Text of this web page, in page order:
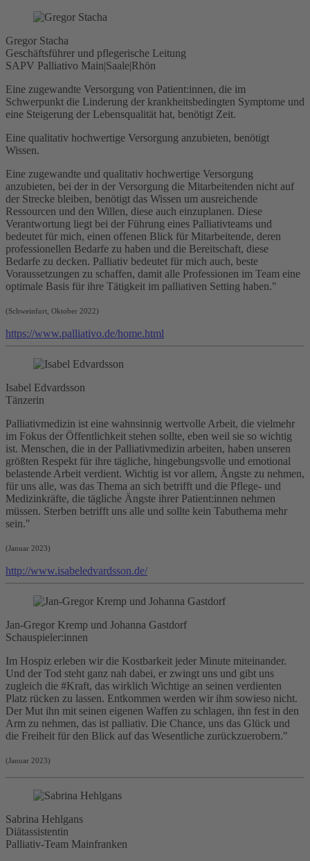
Gregor Stacha
Geschäftsführer und pflegerische Leitung
SAPV Palliativo Main|Saale|Rhön
Eine zugewandte Versorgung von Patient:innen, die im
Schwerpunkt die Linderung der krankheitsbedingten Symptome und
eine Steigerung der Lebensqualität hat, benötigt Zeit.
Eine qualitativ hochwertige Versorgung anzubieten, benötigt
Wissen.
Eine zugewandte und qualitativ hochwertige Versorgung
anzubieten, bei der in der Versorgung die Mitarbeitenden nicht auf
der Strecke bleiben, benötigt das Wissen um ausreichende
Ressourcen und den Willen, diese auch einzuplanen. Diese
Verantwortung liegt bei der Führung eines Palliativteams und
bedeutet für mich, einen offenen Blick für Mitarbeitende, deren
professionellen Bedarfe zu haben und die Bereitschaft, diese
Bedarfe zu decken. Palliativ bedeutet für mich auch, beste
Voraussetzungen zu schaffen, damit alle Professionen im Team eine
optimale Basis für ihre Tätigkeit im palliativen Setting haben."
(Schweinfurt, Oktober 2022)
https://www.palliativo.de/home.html
Isabel Edvardsson
Tänzerin
Palliativmedizin ist eine wahnsinnig wertvolle Arbeit, die vielmehr
im Fokus der Öffentlichkeit stehen sollte, eben weil sie so wichtig
ist. Menschen, die in der Palliativmedizin arbeiten, haben unseren
größten Respekt für ihre tägliche, hingebungsvolle und emotional
belastende Arbeit verdient. Wichtig ist vor allem, Ängste zu nehmen,
für uns alle, was das Thema an sich betrifft und die Pflege- und
Medizinkräfte, die tägliche Ängste ihrer Patient:innen nehmen
müssen. Sterben betrifft uns alle und sollte kein Tabuthema mehr
sein."
(Januar 2023)
http://www.isabeledvardsson.de/
Jan-Gregor Kremp und Johanna Gastdorf
Schauspieler:innen
Im Hospiz erleben wir die Kostbarkeit jeder Minute miteinander.
Und der Tod steht ganz nah dabei, er zwingt uns und gibt uns
zugleich die #Kraft, das wirklich Wichtige an seinen verdienten
Platz rücken zu lassen. Entkommen werden wir ihm sowieso nicht.
Der Mut ihn mit seinen eigenen Waffen zu schlagen, ihn fest in den
Arm zu nehmen, das ist palliativ. Die Chance, uns das Glück und
die Freiheit für den Blick auf das Wesentliche zurückzuerobern."
(Januar 2023)
Sabrina Hehlgans
Diätassistentin
Palliativ-Team Mainfranken